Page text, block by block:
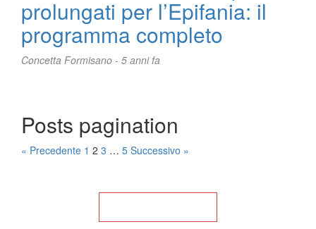
prolungati per l’Epifania: il
programma completo
Concetta Formisano - 5 anni fa
Posts pagination
« Precedente 1 2 3 … 5 Successivo »